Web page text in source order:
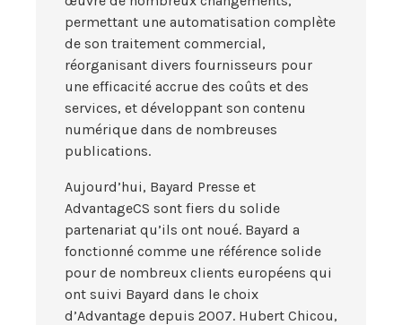
permettant une automatisation complète
de son traitement commercial,
réorganisant divers fournisseurs pour
une efficacité accrue des coûts et des
services, et développant son contenu
numérique dans de nombreuses
publications.
Aujourd’hui, Bayard Presse et
AdvantageCS sont fiers du solide
partenariat qu’ils ont noué. Bayard a
fonctionné comme une référence solide
pour de nombreux clients européens qui
ont suivi Bayard dans le choix
d’Advantage depuis 2007. Hubert Chicou,